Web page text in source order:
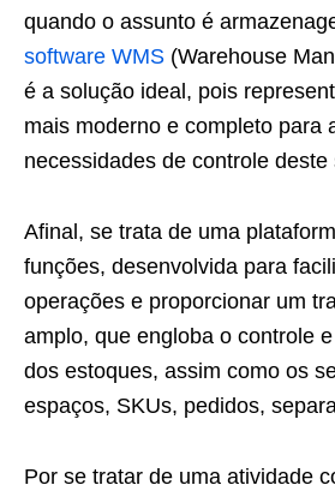
quando o assunto é
software WMS (Warehouse
é a solução ideal, pois
mais moderno e completo para
necessidades de controle deste
Afinal, se trata de uma
funções, desenvolvida para
operações e proporcionar um
amplo, que engloba o controle
dos estoques, assim como os
espaços, SKUs, pedidos,
Por se tratar de uma atividade